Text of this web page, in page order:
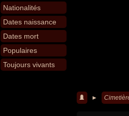
Nationalités
Dates naissance
Dates mort
Populaires
Toujours vivants
►